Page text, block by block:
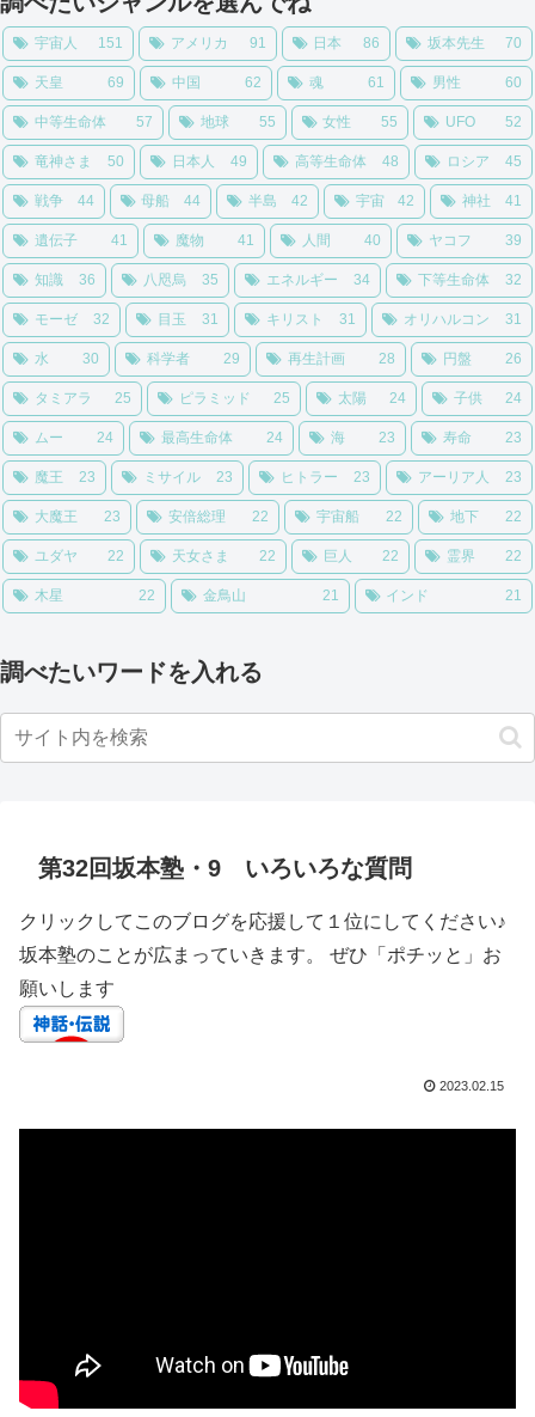
宇宙人 151 アメリカ 91 日本 86 坂本先生 70
天皇 69 中国 62 魂 61 男性 60
中等生命体 57 地球 55 女性 55 UFO 52
竜神さま 50 日本人 49 高等生命体 48 ロシア 45
戦争 44 母船 44 半島 42 宇宙 42 神社 41
遺伝子 41 魔物 41 人間 40 ヤコフ 39
知識 36 八咫烏 35 エネルギー 34 下等生命体 32
モーゼ 32 目玉 31 キリスト 31 オリハルコン 31
水 30 科学者 29 再生計画 28 円盤 26
タミアラ 25 ピラミッド 25 太陽 24 子供 24
ムー 24 最高生命体 24 海 23 寿命 23
魔王 23 ミサイル 23 ヒトラー 23 アーリア人 23
大魔王 23 安倍総理 22 宇宙船 22 地下 22
ユダヤ 22 天女さま 22 巨人 22 霊界 22
木星 22 金鳥山 21 インド 21
調べたいワードを入れる
第32回坂本塾・9 いろいろな質問
クリックしてこのブログを応援して１位にしてください♪
坂本塾のことが広まっていきます。 ぜひ「ポチッと」お
願いします
2023.02.15